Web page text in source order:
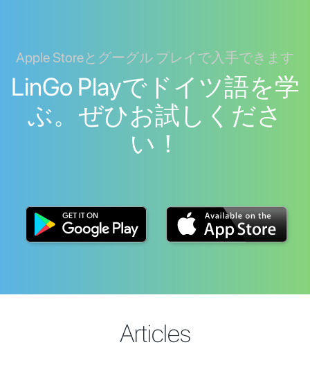
Apple Storeとグーグル プレイで入手できます
LinGo Playでドイツ語を学
ぶ。ぜひお試しくださ
い！
Articles